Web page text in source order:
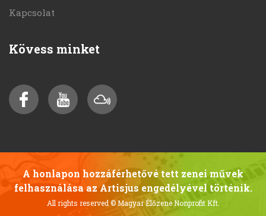
Kapcsolat
Kövess minket
A honlapon hozzáférhetővé tett zenei művek
felhasználása az Artisjus engedélyével történik.
All rights reserved© Magyar Élőzene Nonprofit Kft.